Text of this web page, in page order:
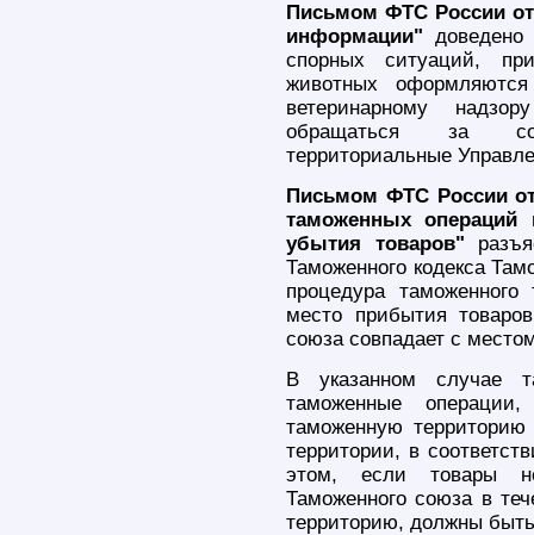
Письмом ФТС России от
информации" доведено
спорных ситуаций,
животных оформляются
ветеринарному
обращаться за
территориальные
Письмом ФТС России
таможенных
убытия товаров"
Таможенного кодекса
процедура
место прибытия
союза совпадает с
В указанном случае
таможенные
таможенную
территории, в
этом, если товары
Таможенного союза в
территорию, должны